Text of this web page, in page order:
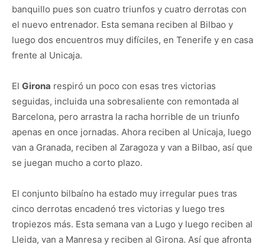
banquillo pues son cuatro triunfos y cuatro derrotas con
el nuevo entrenador. Esta semana reciben al Bilbao y
luego dos encuentros muy difíciles, en Tenerife y en casa
frente al Unicaja.
El Girona respiró un poco con esas tres victorias
seguidas, incluida una sobresaliente con remontada al
Barcelona, pero arrastra la racha horrible de un triunfo
apenas en once jornadas. Ahora reciben al Unicaja, luego
van a Granada, reciben al Zaragoza y van a Bilbao, así que
se juegan mucho a corto plazo.
El conjunto bilbaíno ha estado muy irregular pues tras
cinco derrotas encadenó tres victorias y luego tres
tropiezos más. Esta semana van a Lugo y luego reciben al
Lleida, van a Manresa y reciben al Girona. Así que afronta